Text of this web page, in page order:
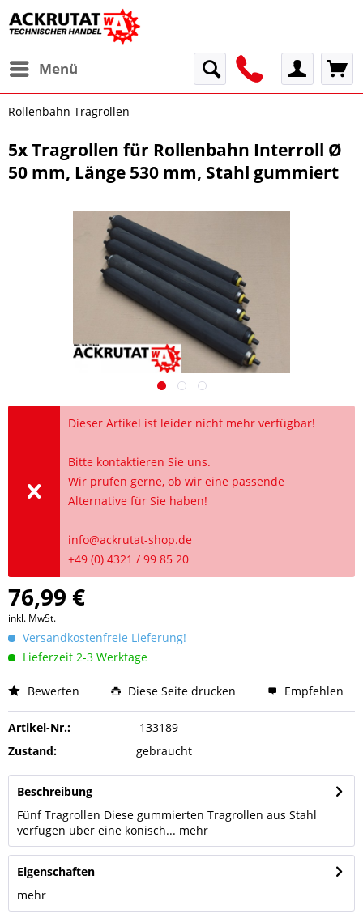
Menü
Rollenbahn Tragrollen
5x Tragrollen für Rollenbahn Interroll Ø
50 mm, Länge 530 mm, Stahl gummiert
Dieser Artikel ist leider nicht mehr verfügbar!
Bitte kontaktieren Sie uns.
Wir prüfen gerne, ob wir eine passende
Alternative für Sie haben!
info@ackrutat-shop.de
+49 (0) 4321 / 99 85 20
76,99 €
inkl. MwSt.
Versandkostenfreie Lieferung!
Lieferzeit 2-3 Werktage
Bewerten Diese Seite drucken Empfehlen
Artikel-Nr.:
133189
Zustand:
gebraucht
Beschreibung
Fünf Tragrollen Diese gummierten Tragrollen aus Stahl
verfügen über eine konisch... mehr
Eigenschaften
mehr